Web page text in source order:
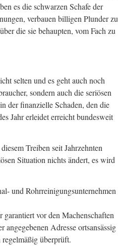
es die schwarzen Schafe der
verbauen billigen Plunder zu
die sie behaupten, vom Fach zu
selten und es geht auch noch
sondern auch die seriösen
der finanzielle Schaden, den die
Jahr erleidet erreicht bundesweit
Treiben seit Jahrzehnten
Situation nichts ändert, es wird
und Rohrreinigungsunternehmen
vor den Machenschaften
Adresse ortsansässig
überprüft.